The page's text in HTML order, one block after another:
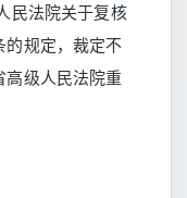
民法院关于复核
的规定，裁定不
高级人民法院重